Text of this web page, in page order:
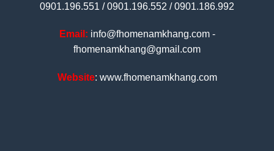
0901.196.551 / 0901.196.552 / 0901.186.992
Email: info@fhomenamkhang.com -
fhomenamkhang@gmail.com
Website: www.fhomenamkhang.com